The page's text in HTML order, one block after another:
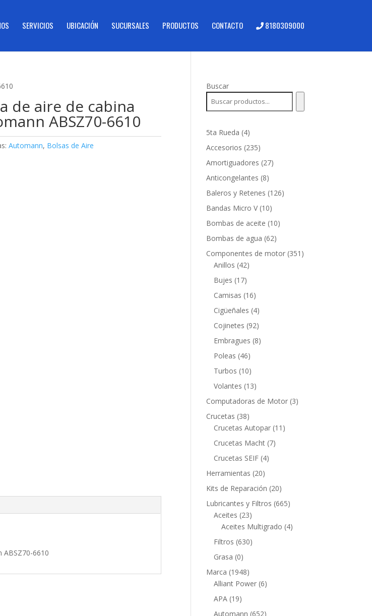
SERVICIOS UBICACIÓN SUCURSALES PRODUCTOS CONTACTO 8180309000
de aire de cabina
ABSZ70-6610
Automann, Bolsas de Aire
ABSZ70-6610
Buscar
5ta Rueda 44
productos
Accesorios 235235
productos
Amortiguadores 2727
Anticongelantes 88
productos
Baleros y Retenes 126126
Bandas Micro V 1010
productos
Bombas de aceite 1010
Bombas de agua 6262
productos
Componentes de motor 351 351
Anillos 4242
Bujes 1717
productos
Camisas 1616
productos
Cigüeñales 44
productos
Cojinetes 9292
productos
Embragues 88
Poleas 4646
productos
Turbos 1010
productos
Volantes 1313
productos
Computadoras de Motor 33
Crucetas 3838
productos
Crucetas Autopar 11 11
Crucetas Macht 77
Crucetas SEIF 44
Herramientas 2020
productos
Kits de Reparación 2020
productos
Lubricantes y Filtros 665665
Aceites 2323
productos
Aceites Multigrado 44
Filtros 630630
Grasa 00
productos
Marca 19481948
productos
Alliant Power 66
APA 1919
productos
Automann 652652